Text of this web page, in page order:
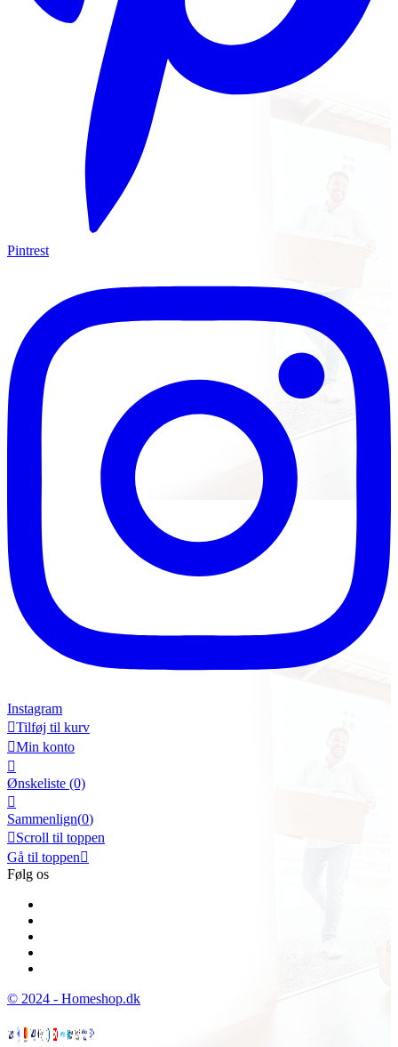
Pintrest
Instagram
Tilføj til kurv
Min konto

Ønskeliste (0)

Sammenlign(0)
Scroll til toppen
Gå til toppen
Følg os
© 2024 - Homeshop.dk